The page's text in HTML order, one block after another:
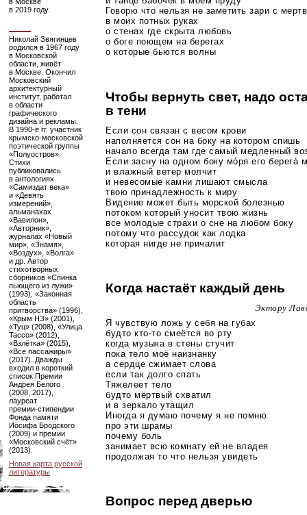
в 2019 году.
Николай Звягинцев
родился в 1967 году
в Московской
области, живёт
в Москве. Окончил
Московский
архитектурный
институт, работал
в области
графического
дизайна и рекламы.
В 1990-егг. участник
крымско-московской
поэтической группы
«Полуостров».
Стихи
публиковались
в антологиях
«Самиздат века»
и «Девять
измерений»,
альманахах
«Вавилон»,
«Авторник»,
журналах «Новый
мир», «Знамя»,
«Воздух», «Волга»
и др. Автор
стихотворных
сборников «Спинка
пьющего из лужи»
(1993), «Законная
область
притворства» (1996),
«Крым НЗ» (2001),
«Туц» (2008), «Улица
Тассо» (2012),
«Взлётка» (2015),
«Все пассажиры»
(2017). Дважды
входил в короткий
список Премии
Андрея Белого
(2008, 2017),
лауреат
премии-стипендии
Фонда памяти
Иосифа Бродского
(2009) и премии
«Московский счёт»
(2013).
Новая карта русской
литературы
Говорю что нельзя не заметить зари с
в моих потных руках
о стенах где скрыта любовь
о боге поющем на берегах
о которые бьются волны
Чтобы вернуть свет, надо
в тени
Если сон связан с весом крови
наполняется сон на боку на котором спишь
начало всегда там где самый медленный
Если засну на одном боку мо́ря его берега́
и влажный ветер молчит
и невесомые камни лишают смысла
твою принадлежность к миру
Видение может быть морской болезнью
потоком который уносит твою жизнь
все молодые страхи о сне на любом боку
потому что рассудок как лодка
которая нигде не причалит
Когда настаёт каждый день
Эктору
Я чувствую ложь у себя на губах
будтокто-то смеётся во рту
когда музыка в стены стучит
пока тело моё наизнанку
а сердце сжимает слова
если так долго спать
Тяжелеет тело
будто мёртвый схватил
и в зеркало утащил
Иногда я думаю почему я не помню
про эти шрамы
почему боль
занимает всю комнату ей не владея
продолжая то что нельзя увидеть
Вопрос перед дверью